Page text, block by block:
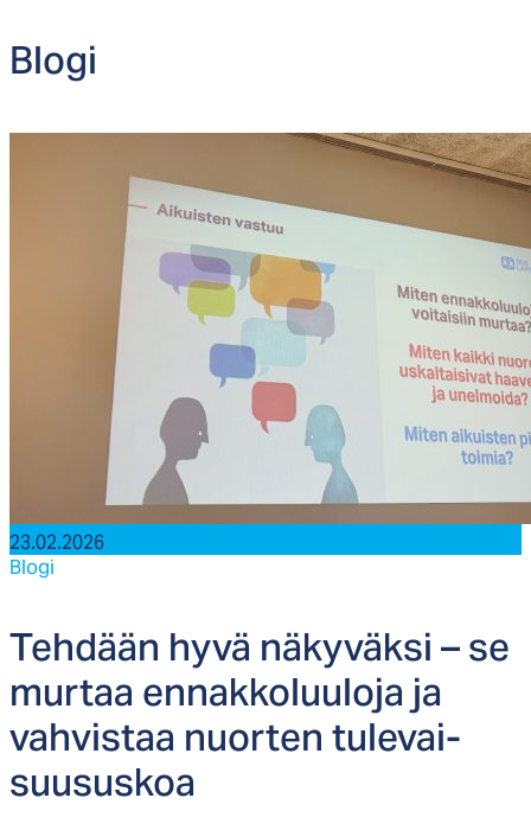
Blo­gi
23.02.2026
Blogi
Teh­dään hy­vä nä­ky­väk­si – se
mur­taa en­nak­ko­luu­lo­ja ja
vah­vis­taa nuor­ten tu­le­vai­
suu­sus­koa